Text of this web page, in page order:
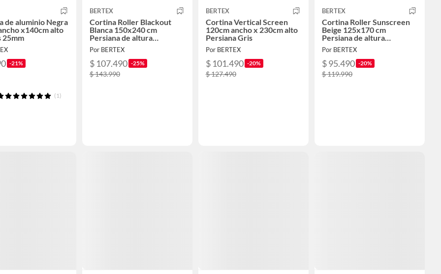
de aluminio Negra
x140cm alto
25mm
-21%
(1)
BERTEX
Cortina Roller Blackout
Blanca 150x240 cm
Persiana de altura
ajustable
Por BERTEX
$ 107.490 -25%
$ 143.990
BERTEX
Cortina Vertical Screen
120cm ancho x 230cm alto
Persiana Gris
Por BERTEX
$ 101.490 -20%
$ 127.490
BERTEX
Cortina Roller Sunscreen
Beige 125x170 cm
Persiana de altura
ajustable
Por BERTEX
$ 95.490 -20%
$ 119.990